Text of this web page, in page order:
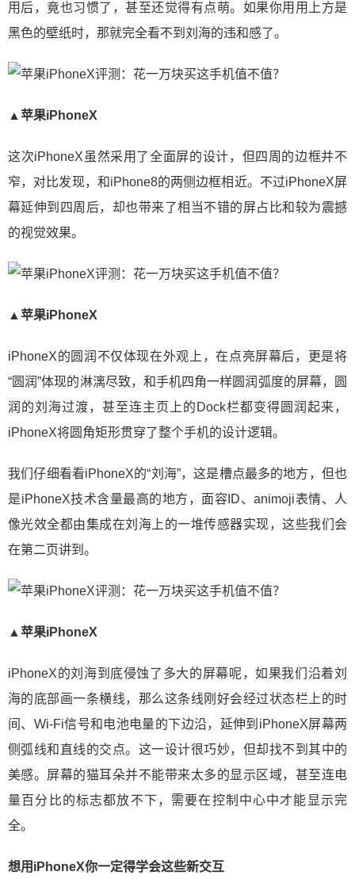
用后，竟也习惯了，甚至还觉得有点萌。如果你用用上方是
黑色的壁纸时，那就完全看不到刘海的违和感了。
▲苹果iPhoneX
这次iPhoneX虽然采用了全面屏的设计，但四周的边框并不
窄，对比发现，和iPhone8的两侧边框相近。不过iPhoneX屏
幕延伸到四周后，却也带来了相当不错的屏占比和较为震撼
的视觉效果。
▲苹果iPhoneX
iPhoneX的圆润不仅体现在外观上，在点亮屏幕后，更是将
“圆润”体现的淋漓尽致，和手机四角一样圆润弧度的屏幕，圆
润的刘海过渡，甚至连主页上的Dock栏都变得圆润起来，
iPhoneX将圆角矩形贯穿了整个手机的设计逻辑。
我们仔细看看iPhoneX的“刘海”，这是槽点最多的地方，但也
是iPhoneX技术含量最高的地方，面容ID、animoji表情、人
像光效全都由集成在刘海上的一堆传感器实现，这些我们会
在第二页讲到。
▲苹果iPhoneX
iPhoneX的刘海到底侵蚀了多大的屏幕呢，如果我们沿着刘
海的底部画一条横线，那么这条线刚好会经过状态栏上的时
间、Wi-Fi信号和电池电量的下边沿，延伸到iPhoneX屏幕两
侧弧线和直线的交点。这一设计很巧妙，但却找不到其中的
美感。屏幕的猫耳朵并不能带来太多的显示区域，甚至连电
量百分比的标志都放不下，需要在控制中心中才能显示完
全。
想用iPhoneX你一定得学会这些新交互